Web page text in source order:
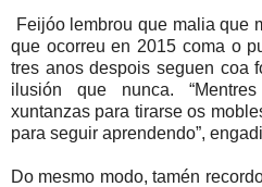
Feijóo lembrou que malia que
que ocorreu en 2015 coma o
tres anos despois seguen coa
ilusión que nunca.
xuntanzas para tirarse os
para seguir aprendendo”,
Do mesmo modo, tamén